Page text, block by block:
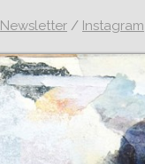
Newsletter / Instagram